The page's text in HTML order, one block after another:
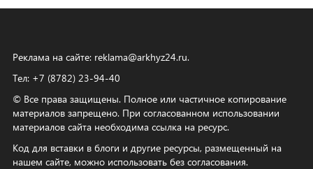
Реклама на сайте: reklama@arkhyz24.ru.
Тел: +7 (8782) 23‑94‑40
© Все права защищены. Полное или частичное копирование
материалов запрещено. При согласованном использовании
материалов сайта необходима ссылка на ресурс.
Код для вставки в блоги и другие ресурсы, размещенный на
нашем сайте, можно использовать без согласования.